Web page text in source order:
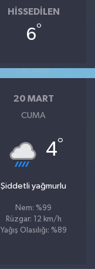
HISSEDILEN
6°
20 MART
CUMA
4°
Şiddetli yağmurlu
Nem: %99
Rüzgar: 12 km/h
Yağış Olasılığı: %89